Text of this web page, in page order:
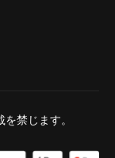
禁じます。